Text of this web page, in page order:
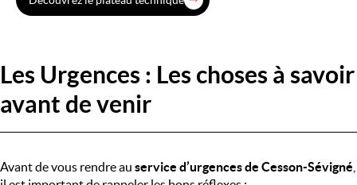
Les Urgences : Les choses à savoir
avant de venir
Avant de vous rendre au service d’urgences de Cesson-Sévigné